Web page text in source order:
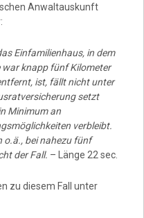
Anwaltauskunft
Einfamilienhaus, in dem
war knapp fünf Kilometer
ist, fällt nicht unter
setzt
Minimum an
verbleibt.
o.ä., bei nahezu fünf
der Fall. – Länge 22 sec.
zu diesem Fall unter